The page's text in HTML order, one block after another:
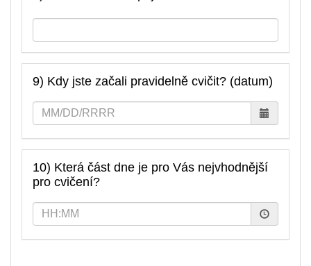
9) Kdy jste začali pravidelně cvičit? (datum)
10) Která část dne je pro Vás nejvhodnější
pro cvičení?